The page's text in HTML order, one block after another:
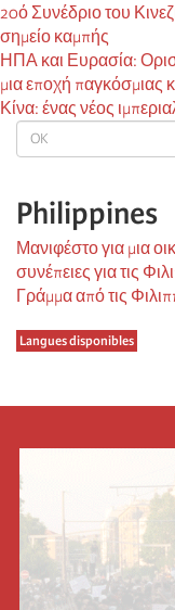
OK
Philippines
Μανιφέστο για μια
συνέπειες για τις
Γράμμα από τις
Langues disponibles
20ό Συνέδριο του
σημείο καμπής
ΗΠΑ και Ευρασία:
μια εποχή παγκόσμιας
Κίνα: ένας νέος